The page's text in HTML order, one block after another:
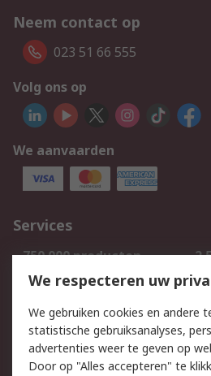
Neem contact op
023 51 66 555
Volg ons op
We aanvaarden
Services
750.000 producten
Bestellen
Track & Trace
Wettelijk
We respecteren uw
We gebruiken cookies en andere
statistische gebruiksanalyses,
advertenties weer te geven op
Door op "Alles accepteren" te